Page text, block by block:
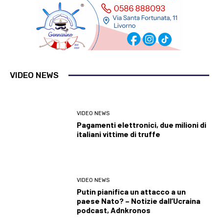
VIDEO NEWS
VIDEO NEWS
Pagamenti elettronici, due milioni di
italiani vittime di truffe
VIDEO NEWS
Putin pianifica un attacco a un
paese Nato? – Notizie dall’Ucraina
podcast, Adnkronos